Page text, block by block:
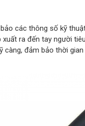
các thông số kỹ
ra đến tay người
đảm bảo thời